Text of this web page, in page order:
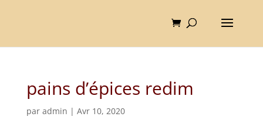
pains d’épices redim
par admin | Avr 10, 2020